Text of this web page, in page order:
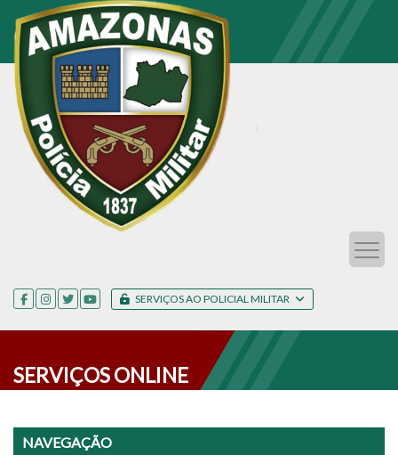
SERVIÇOS AO POLICIAL MILITAR
SERVIÇOS ONLINE
NAVEGAÇÃO